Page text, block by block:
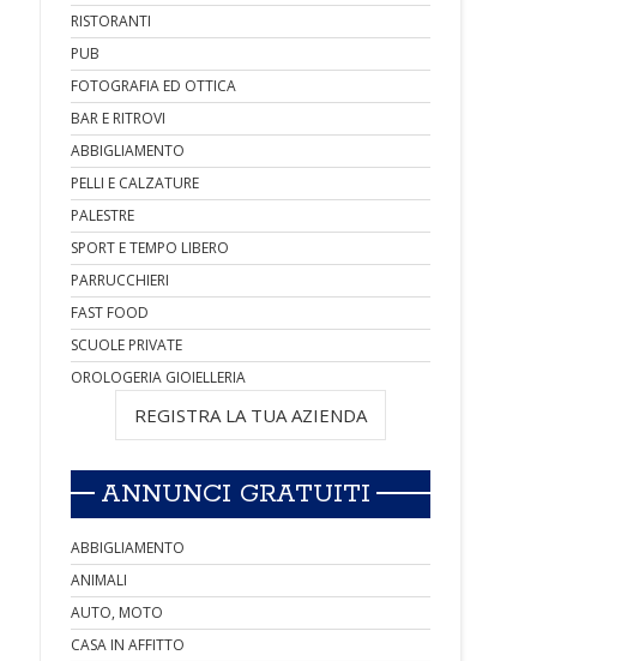
RISTORANTI
PUB
FOTOGRAFIA ED OTTICA
BAR E RITROVI
ABBIGLIAMENTO
PELLI E CALZATURE
PALESTRE
SPORT E TEMPO LIBERO
PARRUCCHIERI
FAST FOOD
SCUOLE PRIVATE
OROLOGERIA GIOIELLERIA
REGISTRA LA TUA AZIENDA
ANNUNCI GRATUITI
ABBIGLIAMENTO
ANIMALI
AUTO, MOTO
CASA IN AFFITTO